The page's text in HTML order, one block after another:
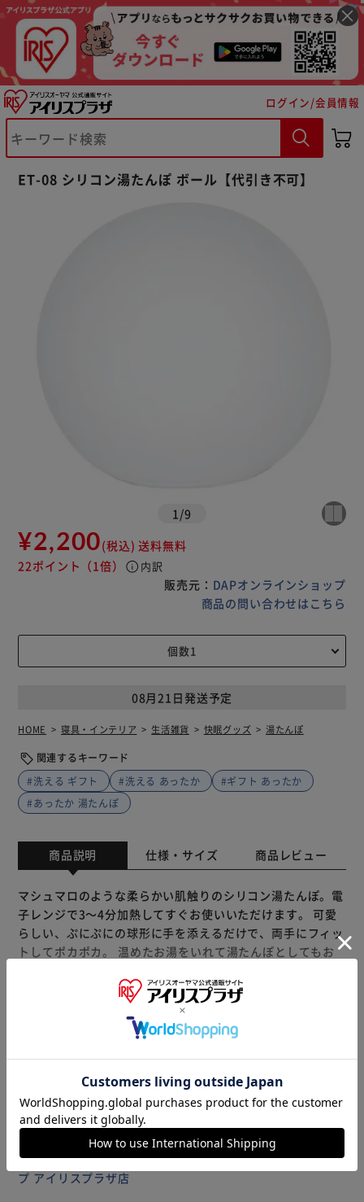
ログイン/会員情報
ET-08 シリコン湯たんぽ ボール【代引き不可】
1 /9
¥2,200(税込) 送料無料
22ポイント （1倍） info 内訳
販売元： DAPオンラインショップ
商品の問い合わせはこちら
08月21日発送予定
HOME 寝具・インテリア 生活雑貨 快眠グッズ 湯たんぽ
関連するキーワード
#洗える ギフト
#洗える あったか
#ギフト あったか
#あったか 湯たんぽ
商品説明 仕様・サイズ 商品レビュー
マシュマロのような柔らかい肌触りのシリコン湯たんぽ。電
子レンジで3～4分加熱してすぐお使いいただけます。 可愛
らしい、ぷにぷにの球形に手を添えるだけで、両手にフィッ
トしてポカポカ。 温めたお湯をいれて湯たんぽとしてもお
質のシリコンなので、丸ごと凍らせて、クーラーボックスに
も入れられます。暑さ対策や、怪我の処置などにもご使用頂
けます。 ※衛生上、中のお水は3日に1度は入れ替えてくだ
もっと見る
※製品は予告なく仕様を変更する場合がございます。あらか
じめご了承ください。
販売元(特定商取引法に基づく表記)：DAPオンラインショッ
プ アイリスプラザ店
※ご確認ください
カートに入れる 購入手続きへ